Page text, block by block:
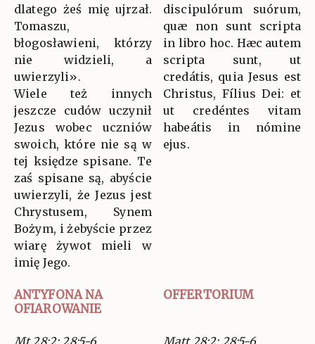
dlatego żeś mię ujrzał.
Tomaszu,
błogosławieni, którzy
nie widzieli, a
uwierzyli».
Wiele też innych
jeszcze cudów uczynił
Jezus wobec uczniów
swoich, które nie są w
tej księdze spisane. Te
zaś spisane są, abyście
uwierzyli, że Jezus jest
Chrystusem, Synem
Bożym, i żebyście przez
wiarę żywot mieli w
imię Jego.
discipulórum suórum,
quæ non sunt scripta
in libro hoc. Hæc autem
scripta sunt, ut
credátis, quia Jesus est
Christus, Fílius Dei: et
ut credéntes vitam
habeátis in nómine
ejus.
ANTYFONA NA
OFIAROWANIE
OFFERTORIUM
Mt 28:2; 28:5-6
Matt 28:2; 28:5-6